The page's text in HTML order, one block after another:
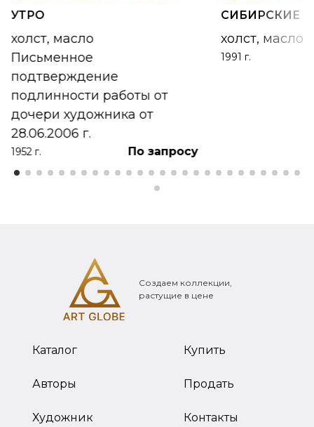
УТРО
холст, масло
Письменное
подтверждение
подлинности работы от
дочери художника от
28.06.2006 г.
1952 г. По запросу
СИБИРСКИЕ
холст, масло
1991 г.
Создаем коллекции,
растущие в цене
Каталог
Авторы
Художник
Купить
Продать
Контакты